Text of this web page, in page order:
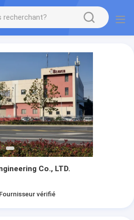
Co., LTD.
Fournisseur vérifié